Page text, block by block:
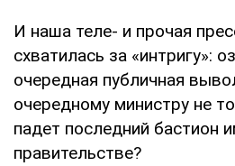
И наша теле- и прочая
схватилась за «интригу»:
очередная публичная
очередному министру не
падет последний бастион
правительстве?